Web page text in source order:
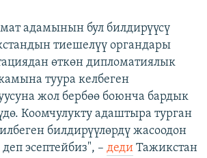
адамынын бул билдирүүсү
тиешелүү органдары
өткөн дипломатиялык
туура келбеген
жол бербөө боюнча бардык
Коомчулукту адаштыра турган
билдирүүлөрдү жасоодон
эсептейбиз", – деди Тажикстан